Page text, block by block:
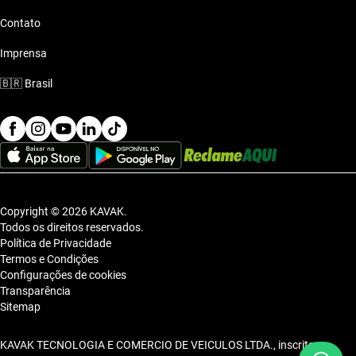
Contato
Imprensa
🇧🇷 Brasil
Copyright © 2026 KAVAK.
Todos os direitos reservados.
Política de Privacidade
Termos e Condições
Configurações de cookies
Transparência
Sitemap
KAVAK TECNOLOGIA E COMERCIO DE VEICULOS LTDA., inscrita no